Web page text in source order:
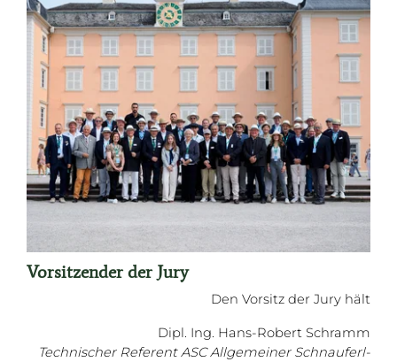
Vorsitzender der Jury
Den Vorsitz der Jury hält
Dipl. Ing. Hans-Robert Schramm
Technischer Referent ASC Allgemeiner Schnauferl-